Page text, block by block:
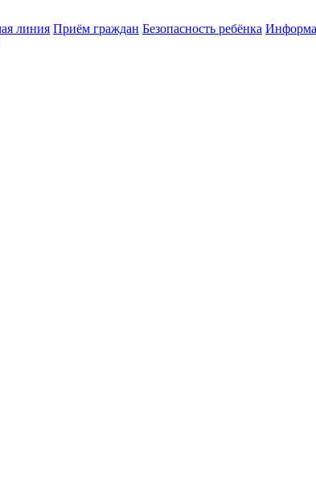
линия Приём граждан Безопасность ребёнка